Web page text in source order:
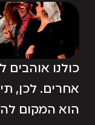
כולנו אוהבים
אחרים. לכן,
הוא המקום